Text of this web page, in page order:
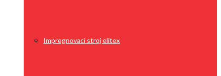
Impregnovací stroj elitex